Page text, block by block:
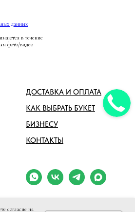
данных
в течение
фото/видео
ДОСТАВКА И ОПЛАТА
КАК ВЫБРАТЬ БУКЕТ
БИЗНЕСУ
КОНТАКТЫ
согласие на